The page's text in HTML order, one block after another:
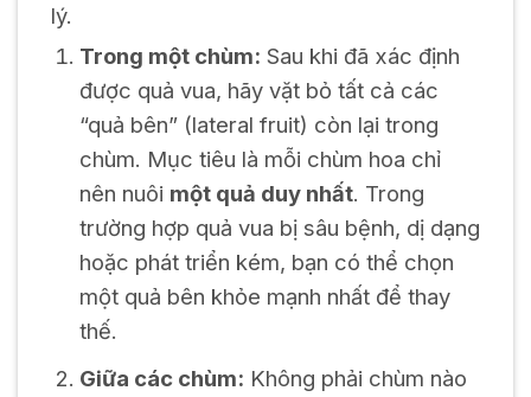
lý.
Trong một chùm: Sau khi đã xác định
được quả vua, hãy vặt bỏ tất cả các
“quả bên” (lateral fruit) còn lại trong
chùm. Mục tiêu là mỗi chùm hoa chỉ
nên nuôi một quả duy nhất. Trong
trường hợp quả vua bị sâu bệnh, dị dạng
hoặc phát triển kém, bạn có thể chọn
một quả bên khỏe mạnh nhất để thay
thế.
Giữa các chùm: Không phải chùm nào